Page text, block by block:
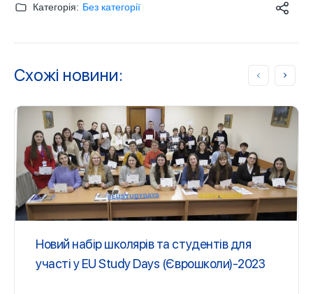
Категорія: Без категорії
Схожі новини:
Новий набір школярів та студентів для
участі у EU Study Days (Єврошколи)-2023